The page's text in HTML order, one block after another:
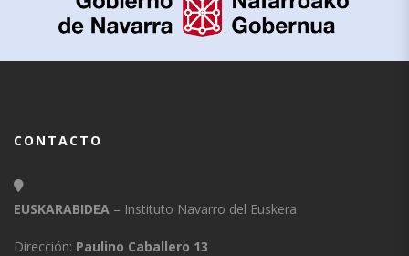
CONTACTO
EUSKARABIDEA – Instituto Navarro del Euskera
Dirección: Paulino Caballero 13